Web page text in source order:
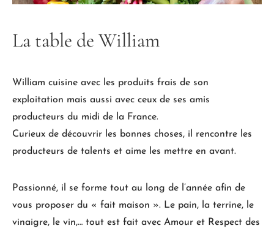
La table de William
William cuisine avec les produits frais de son
exploitation mais aussi avec ceux de ses amis
producteurs du midi de la France.
Curieux de découvrir les bonnes choses, il rencontre les
producteurs de talents et aime les mettre en avant.
Passionné, il se forme tout au long de l’année afin de
vous proposer du « fait maison ». Le pain, la terrine, le
vinaigre, le vin,… tout est fait avec Amour et Respect des